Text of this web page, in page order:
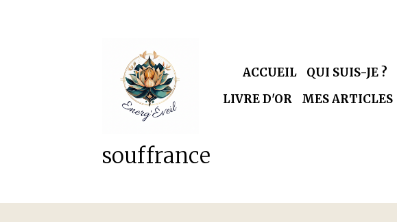
ACCUEIL QUI SUIS-JE ?
LIVRE D'OR
MES ARTICLES
souffrance